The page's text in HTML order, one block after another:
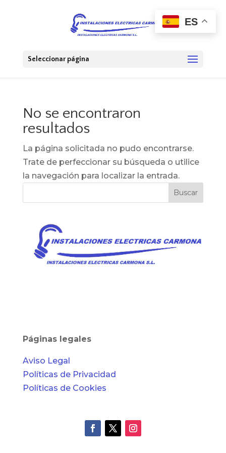
Seleccionar página
No se encontraron
resultados
La página solicitada no pudo encontrarse.
Trate de perfeccionar su búsqueda o utilice
la navegación para localizar la entrada.
Buscar
Páginas legales
Aviso Legal
Políticas de Privacidad
Políticas de Cookies
ES